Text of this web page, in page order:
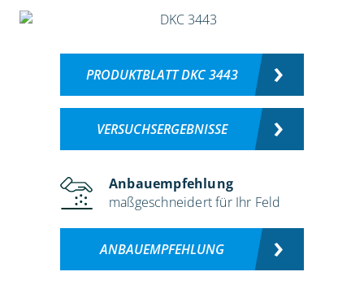
PRODUKTBLATT DKC 3443
VERSUCHSERGEBNISSE
Anbauempfehlung
maßgeschneidert für Ihr Feld
ANBAUEMPFEHLUNG